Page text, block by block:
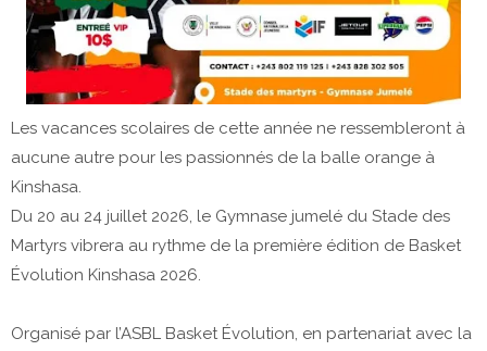
Les vacances scolaires de cette année ne ressembleront à
aucune autre pour les passionnés de la balle orange à
Kinshasa.
Du 20 au 24 juillet 2026, le Gymnase jumelé du Stade des
Martyrs vibrera au rythme de la première édition de Basket
Évolution Kinshasa 2026.
​Organisé par l’ASBL Basket Évolution, en partenariat avec la